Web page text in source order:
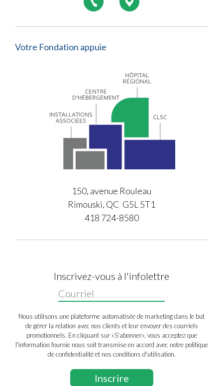
Votre Fondation appuie
150, avenue Rouleau
Rimouski, QC G5L 5T1
418 724-8580
Inscrivez-vous à l'infolettre
Nous utilisons une plateforme automatisée de marketing dans le but
de gérer la relation avec nos clients et leur envoyer des courriels
promotionnels. En cliquant sur «S'abonner», vous acceptez que
l'information fournie nous soit transmise en accord avec notre politique
de confidentialité et nos conditions d'utilisation.